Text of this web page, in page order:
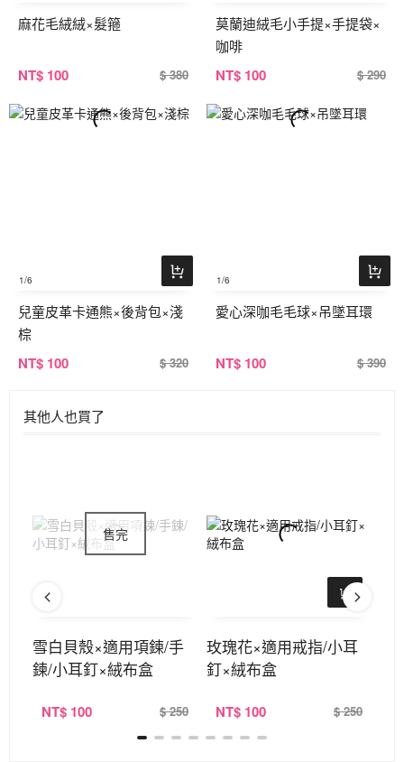
麻花毛絨絨×髮箍
NT$ 100 $ 380
莫蘭迪絨毛小手提×手提袋×
咖啡
NT$ 100 $ 290
1/6
兒童皮革卡通熊×後背包×淺
棕
NT$ 100 $ 320
1/6
愛心深咖毛毛球×吊墜耳環
NT$ 100 $ 390
其他人也買了
雪白貝殼×適用項鍊/手
鍊/小耳釘×絨布盒
NT$ 100 $ 250
玫瑰花×適用戒指/小耳
釘×絨布盒
NT$ 100 $ 250